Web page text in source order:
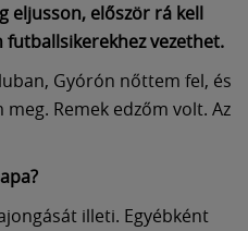
eljusson, először rá kell
vezethet.
Gyórón nőttem fel, és
Remek edzőm volt. Az
illeti. Egyébként